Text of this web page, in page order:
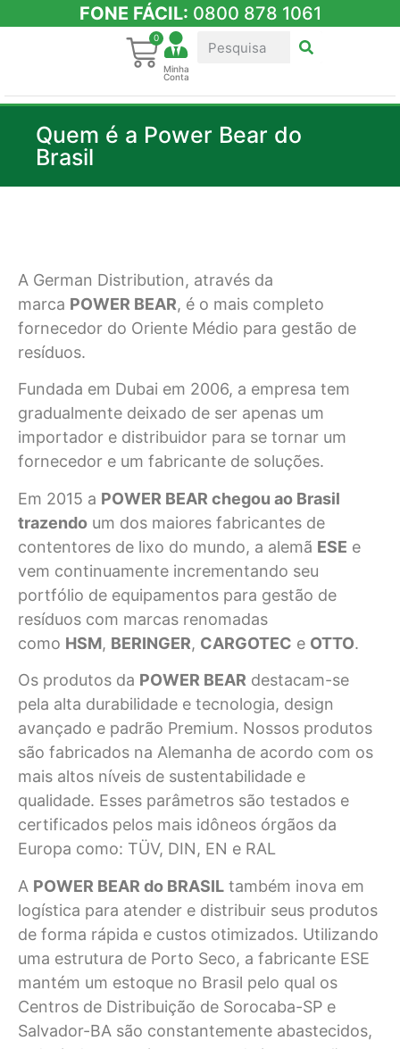
FONE FÁCIL: 0800 878 1061
0
Minha
Conta
Quem é a Power Bear do
Brasil
A German Distribution, através da
marca POWER BEAR, é o mais completo
fornecedor do Oriente Médio para gestão de
resíduos.
Fundada em Dubai em 2006, a empresa tem
gradualmente deixado de ser apenas um
importador e distribuidor para se tornar um
fornecedor e um fabricante de soluções.
Em 2015 a POWER BEAR chegou ao Brasil
trazendo um dos maiores fabricantes de
contentores de lixo do mundo, a alemã ESE e
vem continuamente incrementando seu
portfólio de equipamentos para gestão de
resíduos com marcas renomadas
como HSM, BERINGER, CARGOTEC e OTTO.
Os produtos da POWER BEAR destacam-se
pela alta durabilidade e tecnologia, design
avançado e padrão Premium. Nossos produtos
são fabricados na Alemanha de acordo com os
mais altos níveis de sustentabilidade e
qualidade. Esses parâmetros são testados e
certificados pelos mais idôneos órgãos da
Europa como: TÜV, DIN, EN e RAL
A POWER BEAR do BRASIL também inova em
logística para atender e distribuir seus produtos
de forma rápida e custos otimizados. Utilizando
uma estrutura de Porto Seco, a fabricante ESE
mantém um estoque no Brasil pelo qual os
Centros de Distribuição de Sorocaba-SP e
Salvador-BA são constantemente abastecidos,